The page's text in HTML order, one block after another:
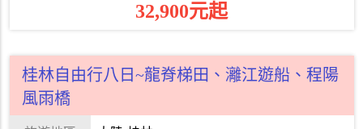
32,900元起
桂林自由行八日~龍脊梯田、灕江遊船、程陽
風雨橋